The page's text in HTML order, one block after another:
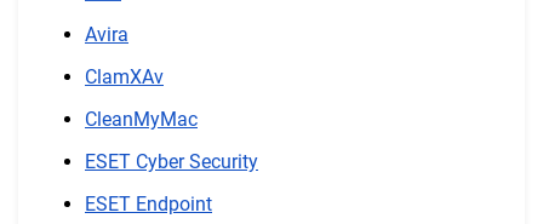
Avira
ClamXAv
CleanMyMac
ESET Cyber Security
ESET Endpoint